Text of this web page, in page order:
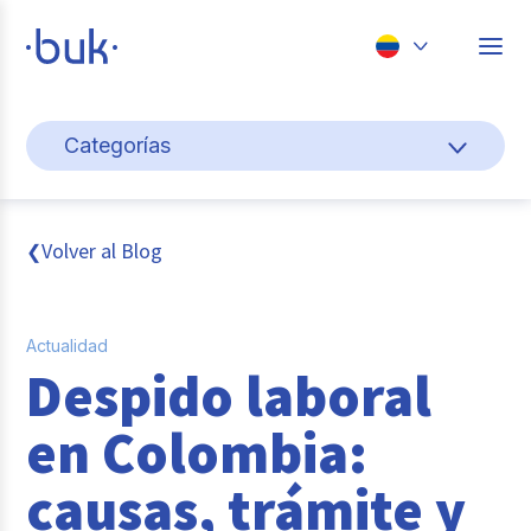
Perú
Categorías
Cultura y bienestar laboral
Gestión de personas
Pago de nómina
Buk
Transformación digital
Tendencias y Data
❮Volver al Blog
Actualidad
Despido laboral
en Colombia:
causas, trámite y